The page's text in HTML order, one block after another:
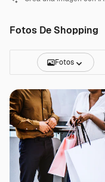
Fotos De Shopping
Fotos